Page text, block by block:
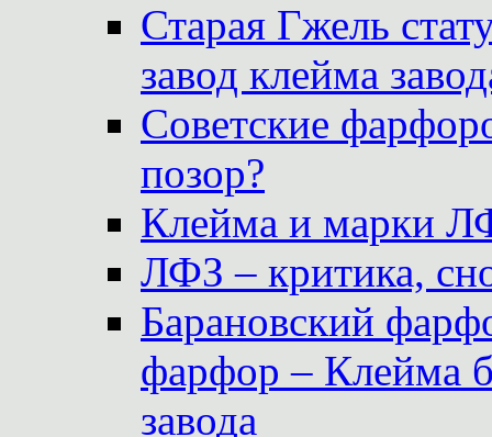
Старая Гжель
завод клейма
Советские
позор?
Клейма и марки
ЛФЗ – критика,
Барановский
фарфор – Клейма
завода